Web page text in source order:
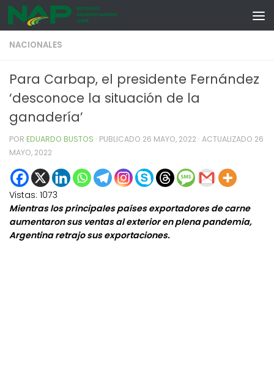
Skip to content
NACIONALES
Para Carbap, el presidente Fernández
‘desconoce la situación de la
ganadería’
POR EDUARDO BUSTOS · PUBLICADO 26 MAYO, 2022 · ACTUALIZADO 26
MAYO, 2022
Vistas: 1073
Mientras los principales países exportadores de carne
aumentaron sus ventas al exterior en plena pandemia,
Argentina retrajo sus exportaciones.